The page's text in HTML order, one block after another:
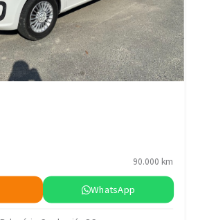
90.000 km
WhatsApp